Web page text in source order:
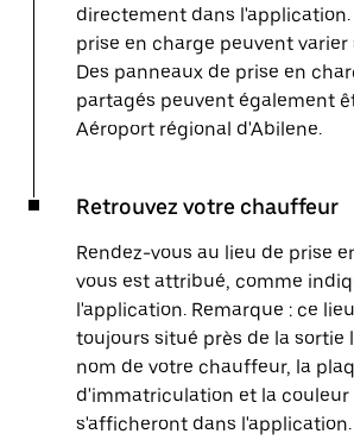
directement dans l'application.
prise en charge peuvent
Des panneaux de prise en
partagés peuvent également
Aéroport régional d'Abilene.
Retrouvez votre chauffeur
Rendez-vous au lieu de prise
vous est attribué, comme
l'application. Remarque : ce
toujours situé près de la sortie
nom de votre chauffeur, la
d'immatriculation et la couleur
s'afficheront dans